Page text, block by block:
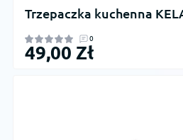
Trzepaczka kuchenna
0
49,00 Zł